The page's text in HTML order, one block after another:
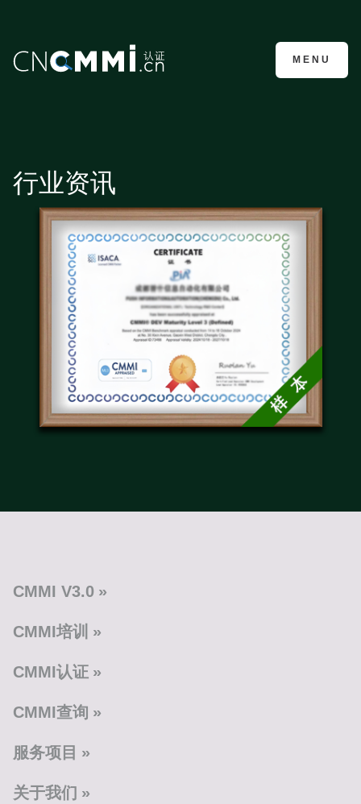
CMMI认证咨询
MENU
行业资讯
CMMI V3.0
CMMI培训
CMMI认证
CMMI查询
服务项目
关于我们